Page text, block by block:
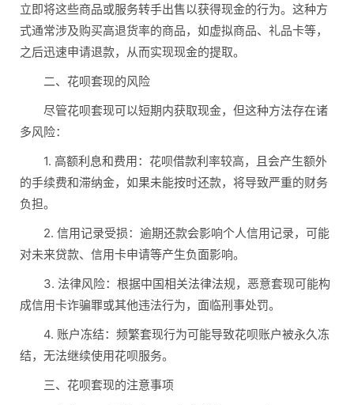
立即将这些商品或服务转手出售以获得现金的行为。这种方
式通常涉及购买高退货率的商品，如虚拟商品、礼品卡等，
之后迅速申请退款，从而实现现金的提取。
二、花呗套现的风险
尽管花呗套现可以短期内获取现金，但这种方法存在诸
多风险：
1. 高额利息和费用：花呗借款利率较高，且会产生额外
的手续费和滞纳金，如果未能按时还款，将导致严重的财务
负担。
2. 信用记录受损：逾期还款会影响个人信用记录，可能
对未来贷款、信用卡申请等产生负面影响。
3. 法律风险：根据中国相关法律法规，恶意套现可能构
成信用卡诈骗罪或其他违法行为，面临刑事处罚。
4. 账户冻结：频繁套现行为可能导致花呗账户被永久冻
结，无法继续使用花呗服务。
三、花呗套现的注意事项